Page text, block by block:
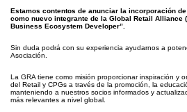
Estamos contentos de anunciar la incorporación
como nuevo integrante de la Global Retail Alliance
Business Ecosystem Developer”.
Sin duda podrá con su experiencia ayudarnos a
Asociación.
La GRA tiene como misión proporcionar inspiración y
del Retail y CPGs a través de la promoción, la
manteniendo a nuestros socios informados y
más relevantes a nivel global.